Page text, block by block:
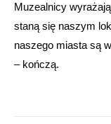
Muzealnicy
staną się naszym
naszego miasta są
– kończą.